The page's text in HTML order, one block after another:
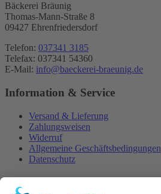
Bäckerei Bräunig
Thomas-Mann-Straße 8
09427 Ehrenfriedersdorf
Telefon: 037341 3185
Telefax: 037341 54360
E-Mail: info@baeckerei-braeunig.de
Information & Service
Versand & Lieferung
Zahlungsweisen
Widerruf
Allgemeine Geschäftsbedingungen
Datenschutz